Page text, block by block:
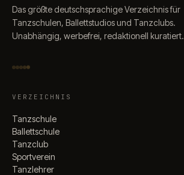
Das größte deutschsprachige Verzeichnis für
Tanzschulen, Ballettstudios und Tanzclubs.
Unabhängig, werbefrei, redaktionell kuratiert.
VERZEICHNIS
Tanzschule
Ballettschule
Tanzclub
Sportverein
Tanzlehrer